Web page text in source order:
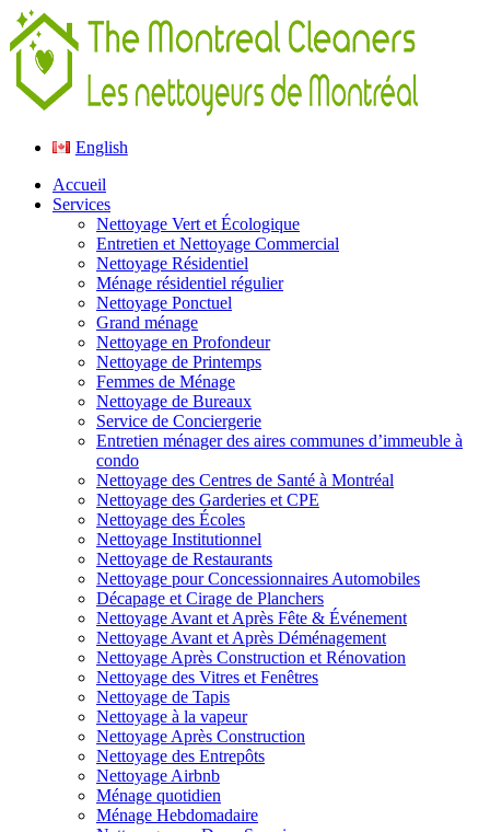
English
Accueil
Services
Nettoyage Vert et Écologique
Entretien et Nettoyage Commercial
Nettoyage Résidentiel
Ménage résidentiel régulier
Nettoyage Ponctuel
Grand ménage
Nettoyage en Profondeur
Nettoyage de Printemps
Femmes de Ménage
Nettoyage de Bureaux
Service de Conciergerie
Entretien ménager des aires communes d’immeuble à
condo
Nettoyage des Centres de Santé à Montréal
Nettoyage des Garderies et CPE
Nettoyage des Écoles
Nettoyage Institutionnel
Nettoyage de Restaurants
Nettoyage pour Concessionnaires Automobiles
Décapage et Cirage de Planchers
Nettoyage Avant et Après Fête & Événement
Nettoyage Avant et Après Déménagement
Nettoyage Après Construction et Rénovation
Nettoyage des Vitres et Fenêtres
Nettoyage de Tapis
Nettoyage à la vapeur
Nettoyage Après Construction
Nettoyage des Entrepôts
Nettoyage Airbnb
Ménage quotidien
Ménage Hebdomadaire